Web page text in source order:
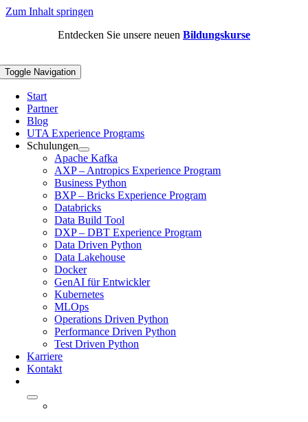
Zum Inhalt springen
Entdecken Sie unsere neuen Bildungskurse
Toggle Navigation
Start
Partner
Blog
UTA Experience Programs
Schulungen
Apache Kafka
AXP – Antropics Experience Program
Business Python
BXP – Bricks Experience Program
Databricks
Data Build Tool
DXP – DBT Experience Program
Data Driven Python
Data Lakehouse
Docker
GenAI für Entwickler
Kubernetes
MLOps
Operations Driven Python
Performance Driven Python
Test Driven Python
Karriere
Kontakt